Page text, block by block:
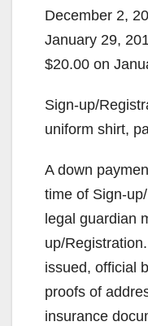
December 2,
January 29,
$20.00 on
Sign-up/
uniform shirt,
A down
time of Sign-
legal guardian
up/
issued, official
proofs of
insurance